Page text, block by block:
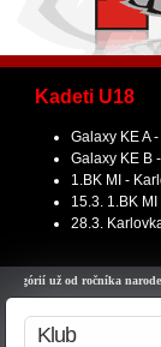
Kadeti U18
Galaxy KE A
Galaxy KE B
1.BK MI -
15.3. 1.BK
28.3.
od ročníka narodenia
Klub